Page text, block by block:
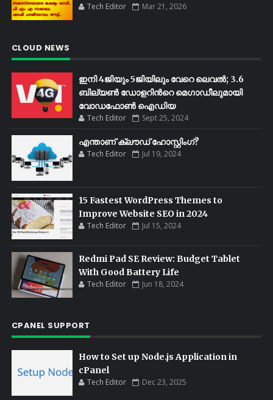
Tech Editor Mar 21, 2026
CLOUD NEWS
ഇനി 4ജിയും 5ജിയിലും വേറെ ലെവൽ; 3.6
ബില്യണ്‍ ഡോളറിന്‍റെ മെഗാഡീലുമായി
വോഡഫോണ്‍ ഐഡിയ
Tech Editor Sept 25, 2024
എന്താണ് ക്ലൗഡ് ഹോസ്റ്റിംഗ്?
Tech Editor Jul 19, 2024
15 Fastest WordPress Themes to
Improve Website SEO in 2024
Tech Editor Jul 15, 2024
Redmi Pad SE Review: Budget Tablet
With Good Battery Life
Tech Editor Jun 18, 2024
CPANEL SUPPORT
How to Set up Node.js Application in
cPanel
Tech Editor Dec 23, 2025